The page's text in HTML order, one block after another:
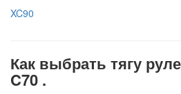
XC90
Как выбрать тягу
C70 .